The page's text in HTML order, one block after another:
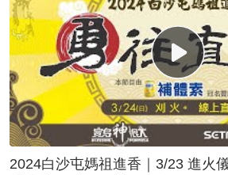
2024白沙屯媽祖進香｜3/23 進火